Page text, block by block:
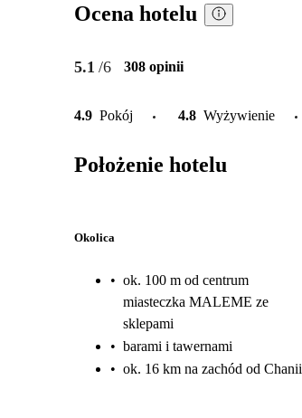
Ocena hotelu
5.1 /6 308 opinii
4.9 Pokój 4.8 Wyżywienie
Położenie hotelu
Okolica
• ok. 100 m od centrum
miasteczka MALEME ze
sklepami
• barami i tawernami
• ok. 16 km na zachód od Chanii